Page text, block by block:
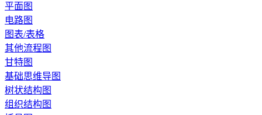
平面图
电路图
图表/表格
其他流程图
甘特图
基础思维导图
树状结构图
组织结构图